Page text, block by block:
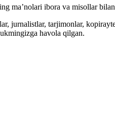
ma’nolari ibora va misollar
jurnalistlar, tarjimonlar,
havola qilgan.